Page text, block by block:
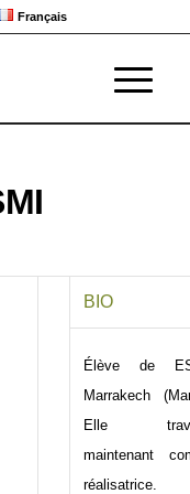
Français
BIO
Élève de
Marrakech
Elle
maintenant
réalisatrice.